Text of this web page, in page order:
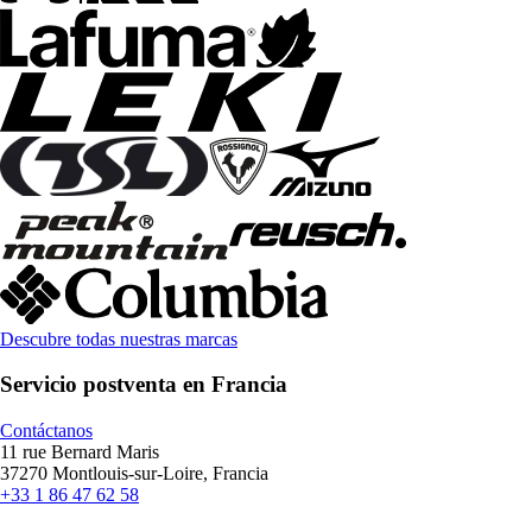
Descubre todas nuestras marcas
Servicio postventa en Francia
Contáctanos
11 rue Bernard Maris
37270 Montlouis-sur-Loire, Francia
+33 1 86 47 62 58